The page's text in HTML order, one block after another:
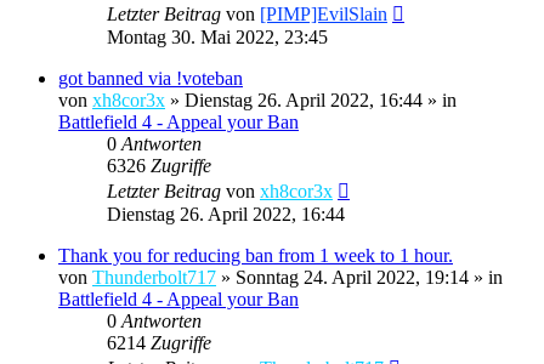
Letzter Beitrag von [PIMP]EvilSlain
Montag 30. Mai 2022, 23:45
got banned via !voteban
von xh8cor3x » Dienstag 26. April 2022, 16:44 » in
Battlefield 4 - Appeal your Ban
0 Antworten
6326 Zugriffe
Letzter Beitrag von xh8cor3x
Dienstag 26. April 2022, 16:44
Thank you for reducing ban from 1 week to 1 hour.
von Thunderbolt717 » Sonntag 24. April 2022, 19:14 » in
Battlefield 4 - Appeal your Ban
0 Antworten
6214 Zugriffe